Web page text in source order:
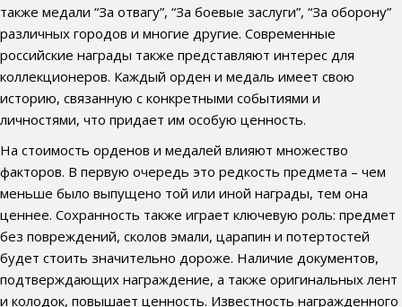
также медали “За отвагу”, “За боевые заслуги”, “За оборону”
различных городов и многие другие. Современные
российские награды также представляют интерес для
коллекционеров. Каждый орден и медаль имеет свою
историю, связанную с конкретными событиями и
личностями, что придает им особую ценность.
На стоимость орденов и медалей влияют множество
факторов. В первую очередь это редкость предмета – чем
меньше было выпущено той или иной награды, тем она
ценнее. Сохранность также играет ключевую роль: предмет
без повреждений, сколов эмали, царапин и потертостей
будет стоить значительно дороже. Наличие документов,
подтверждающих награждение, а также оригинальных лент
и колодок, повышает ценность. Известность награжденного